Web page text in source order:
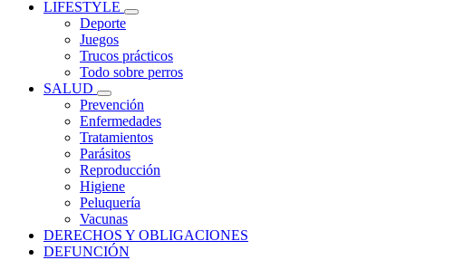
LIFESTYLE
Deporte
Juegos
Trucos prácticos
Todo sobre perros
SALUD
Prevención
Enfermedades
Tratamientos
Parásitos
Reproducción
Higiene
Peluquería
Vacunas
DERECHOS Y OBLIGACIONES
DEFUNCIÓN